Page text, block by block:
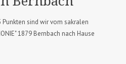
sind wir vom sakralen
1879 Bernbach nach Hause